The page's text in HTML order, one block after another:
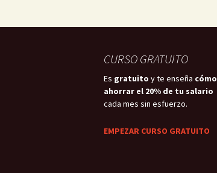
CURSO GRATUITO
Es gratuito y te enseña cómo
ahorrar el 20% de tu salario
cada mes sin esfuerzo.
EMPEZAR CURSO GRATUITO